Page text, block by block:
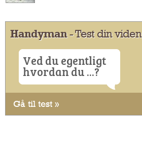
Handyman- Test din viden
Ved du egentligt
hvordan du ...?
Gå til test »